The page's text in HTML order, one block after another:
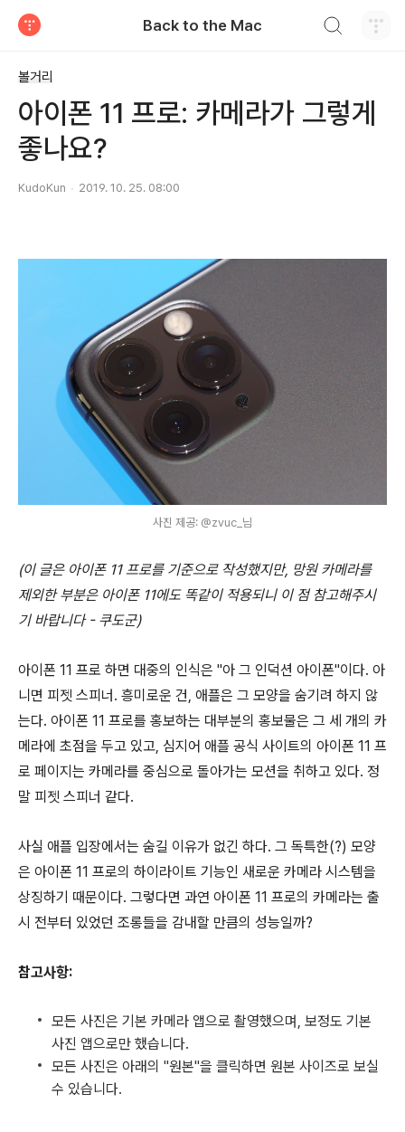
Back to the Mac
볼거리
아이폰 11 프로: 카메라가 그렇게
좋나요?
KudoKun 2019. 10. 25. 08:00
사진 제공: @zvuc_님
(이 글은 아이폰 11 프로를 기준으로 작성했지만, 망원 카메라를
제외한 부분은 아이폰 11에도 똑같이 적용되니 이 점 참고해주시
기 바랍니다 - 쿠도군)
아이폰 11 프로 하면 대중의 인식은 "아 그 인덕션 아이폰"이다. 아
니면 피젯 스피너. 흥미로운 건, 애플은 그 모양을 숨기려 하지 않
는다. 아이폰 11 프로를 홍보하는 대부분의 홍보물은 그 세 개의 카
메라에 초점을 두고 있고, 심지어 애플 공식 사이트의 아이폰 11 프
로 페이지는 카메라를 중심으로 돌아가는 모션을 취하고 있다. 정
말 피젯 스피너 같다.
사실 애플 입장에서는 숨길 이유가 없긴 하다. 그 독특한(?) 모양
은 아이폰 11 프로의 하이라이트 기능인 새로운 카메라 시스템을
상징하기 때문이다. 그렇다면 과연 아이폰 11 프로의 카메라는 출
시 전부터 있었던 조롱들을 감내할 만큼의 성능일까?
참고사항:
모든 사진은 기본 카메라 앱으로 촬영했으며, 보정도 기본
사진 앱으로만 했습니다.
모든 사진은 아래의 "원본"을 클릭하면 원본 사이즈로 보실
수 있습니다.